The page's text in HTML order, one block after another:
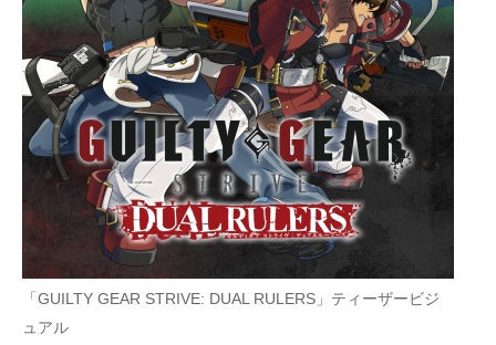
IT製品の技術・比較・事例
製造業のIT導入・活用を支援
モノづくり技術者専門サイト
エレクトロニクス専門サイト
電子設計の基本と応用
エネルギーの専門メディア
建設×テクノロジーの最前線
「GUILTY GEAR STRIVE: DUAL RULERS」ティーザービジ
ュアル